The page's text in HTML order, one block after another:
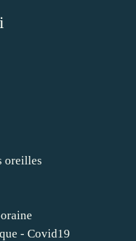
oreilles
- Covid19